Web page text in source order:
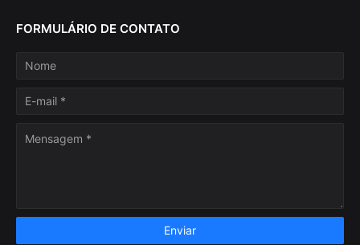
FORMULÁRIO DE CONTATO